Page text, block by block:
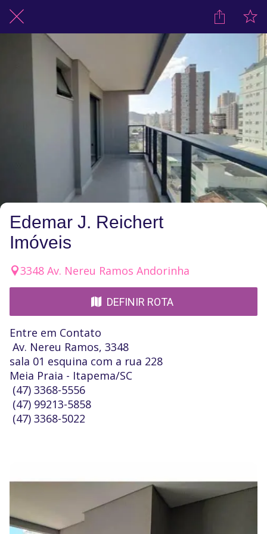
Edemar J. Reichert
Imóveis
3348 Av. Nereu Ramos Andorinha
DEFINIR ROTA
Entre em Contato
Av. Nereu Ramos, 3348
sala 01 esquina com a rua 228
Meia Praia - Itapema/SC
(47) 3368-5556
(47) 99213-5858
(47) 3368-5022